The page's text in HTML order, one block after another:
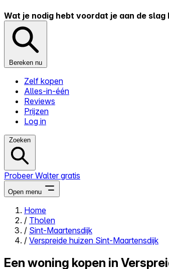
Wat je nodig hebt voordat je aan de slag
Bereken nu
Zelf kopen
Alles-in-één
Reviews
Prijzen
Log in
Zoeken
Probeer Walter gratis
Open menu
Close menu
Home
/ Tholen
/ Sint-Maartensdijk
/ Verspreide huizen Sint-Maartensdijk
Een woning kopen in